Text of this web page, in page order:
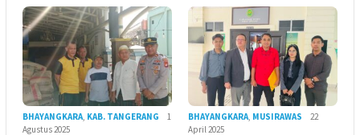
BHAYANGKARA, KAB. TANGERANG
1
Agustus 2025
BHAYANGKARA, MUSIRAWAS
22
April 2025